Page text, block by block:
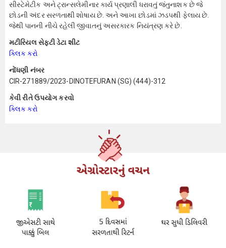
સીસ્ટેમેટીક અને ટ્રાન્સલેમીનાર કાર્ય પ્રણાલી ધરાવતું જંતુનાશક છે જે
છોડની અંદર સરળતાથી શોષાય છે. અને આખા છોડમાં ઝડપથી ફેલાય છે.
જેથી પાનની નીચે રહેલી જીવાતનું અસરકારક નિયંત્રણ કરે છે.
મટીરિયલ સેફ્ટી ડેટા શીટ
ક્લિક કરો
નોંધણી નંબર
CIR-271889/2023-DINOTEFURAN (SG) (444)-312
કેવી રીતે ઉપયોગ કરવો
ક્લિક કરો